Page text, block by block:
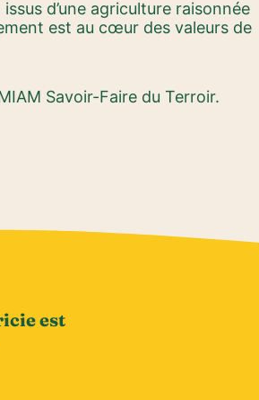
d’une agriculture raisonnée
est au cœur des valeurs de
Savoir-Faire du Terroir.
est